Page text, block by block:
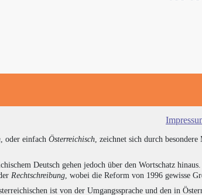
, oder einfach Österreichisch , zeichnet sich durch
Deutsch gehen jedoch über den Wortschatz
Rechtschreibung , wobei die Reform von 1996 gewisse
ist von der Umgangssprache und den in